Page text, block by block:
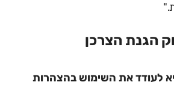
הגנת הצרכן
לעודד את השימוש בהצהרות